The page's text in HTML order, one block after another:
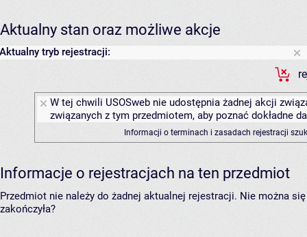
Aktualny stan oraz możliwe akcje
Aktualny tryb rejestracji:
W tej chwili USOSweb nie udostępnia żadnej akcji
związanych z tym przedmiotem, aby poznać dokładne
Informacji o terminach i zasadach rejestracji
Informacje o rejestracjach na ten przedmiot
Przedmiot nie należy do żadnej aktualnej rejestracji. Nie można
zakończyła?